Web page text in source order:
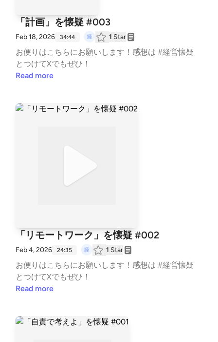
「計画」を懐疑 #003
Feb 18, 2026 34:44 1 Star
お便りは⁠⁠こちら⁠⁠にお願いします！感想は #経営懐疑
とつけてXでもぜひ！
Read more
「リモートワーク」を懐疑 #002
Feb 4, 2026 24:35 1 Star
お便りは⁠こちら⁠にお願いします！感想は #経営懐疑
とつけてXでもぜひ！
Read more